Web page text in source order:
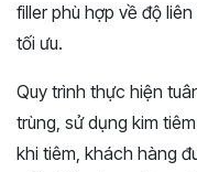
filler phù hợp về độ
tối ưu.
Quy trình thực hiện
trùng, sử dụng kim
khi tiêm, khách hàng